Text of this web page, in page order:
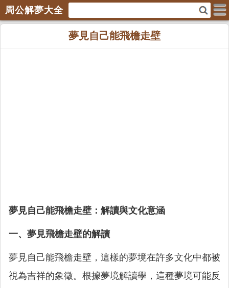
周公解夢大全
夢見自己能飛檐走壁
夢見自己能飛檐走壁：解讀與文化意涵
一、夢見飛檐走壁的解讀
夢見自己能飛檐走壁，這樣的夢境在許多文化中都被
視為吉祥的象徵。根據夢境解讀學，這種夢境可能反